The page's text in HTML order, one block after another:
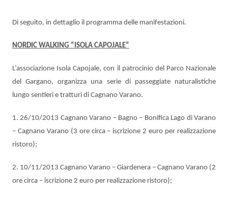
Di seguito, in dettaglio il programma delle manifestazioni.
NORDIC WALKING “ISOLA CAPOJALE”
L’associazione Isola Capojale, con il patrocinio del Parco Nazionale
del Gargano, organizza una serie di passeggiate naturalistiche
lungo sentieri e tratturi di Cagnano Varano.
1. 26/10/2013 Cagnano Varano – Bagno – Bonifica Lago di Varano
– Cagnano Varano (3 ore circa – iscrizione 2 euro per realizzazione
ristoro);
2. 10/11/2013 Cagnano Varano – Giardenera – Cagnano Varano (2
ore circa – iscrizione 2 euro per realizzazione ristoro);